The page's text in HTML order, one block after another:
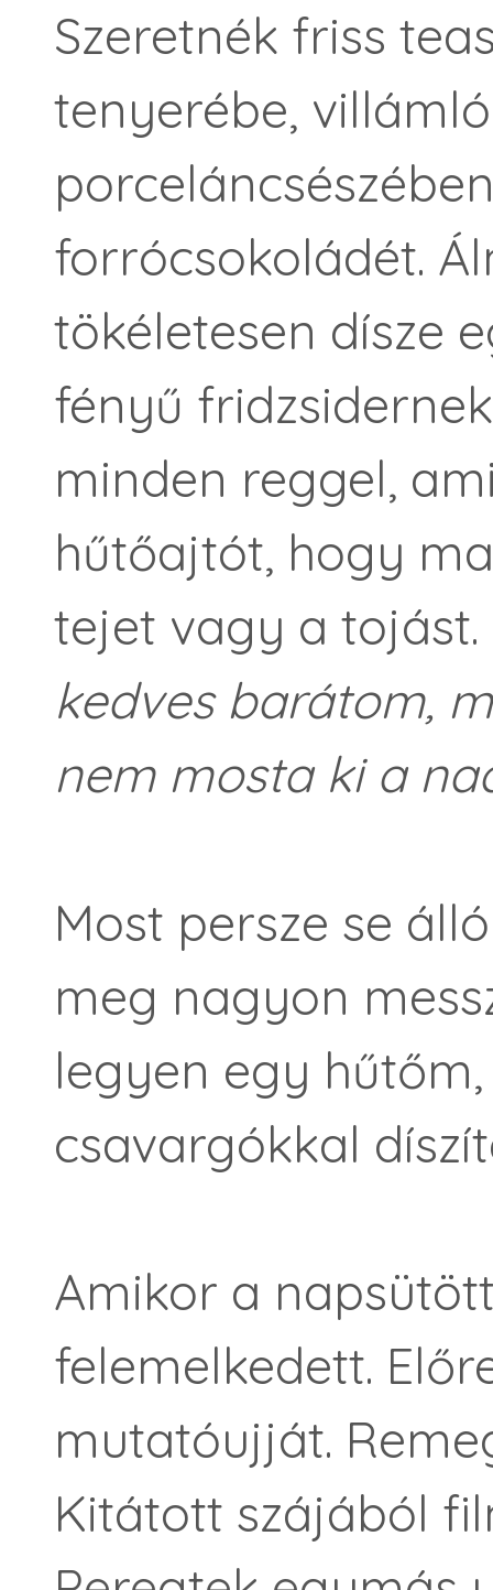
Szeretnék friss
tenyerébe,
forrócsokoládét.
tökéletesen dísze
fényű
minden reggel,
hűtőajtót, hogy
tejet vagy a
kedves barátom,
nem mosta ki a
Most persze se
meg nagyon
legyen egy
csavargókkal
Amikor a
felemelkedett.
mutatóujját.
Kitátott szájából